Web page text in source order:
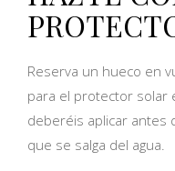
Reserva un hueco en
para el protector solar
deberéis aplicar antes
que se salga del agua.